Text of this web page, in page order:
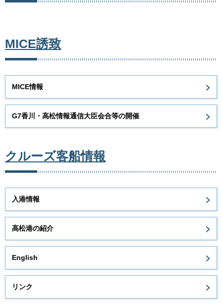
MICE誘致
MICE情報
G7香川・高松情報通信大臣会合等の開催
クルーズ客船情報
入港情報
高松港の紹介
English
リンク